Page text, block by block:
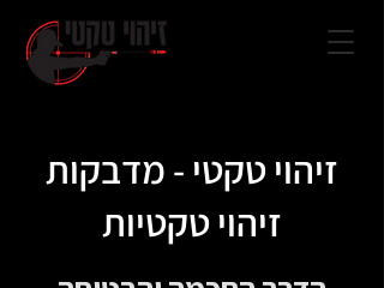
זיהוי טקטי - מדבקות
זיהוי טקטיות